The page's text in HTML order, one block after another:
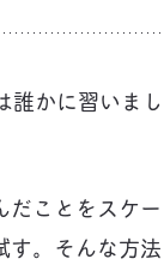
誰かに習いまし
ことをスケー
す。そんな方法